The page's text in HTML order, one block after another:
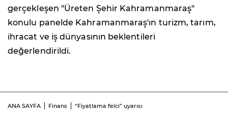
gerçekleşen "Üreten Şehir Kahramanmaraş"
konulu panelde Kahramanmaraş'ın turizm, tarım,
ihracat ve iş dünyasının beklentileri
değerlendirildi.
ANA SAYFA Finans “Fiyatlama felci” uyarısı